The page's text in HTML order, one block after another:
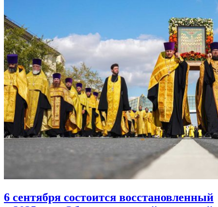
6 сентября состоится восстановленный